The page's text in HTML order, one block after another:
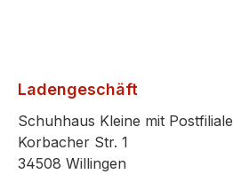
Ladengeschäft
Schuhhaus Kleine mit Postfiliale
Korbacher Str. 1
34508 Willingen